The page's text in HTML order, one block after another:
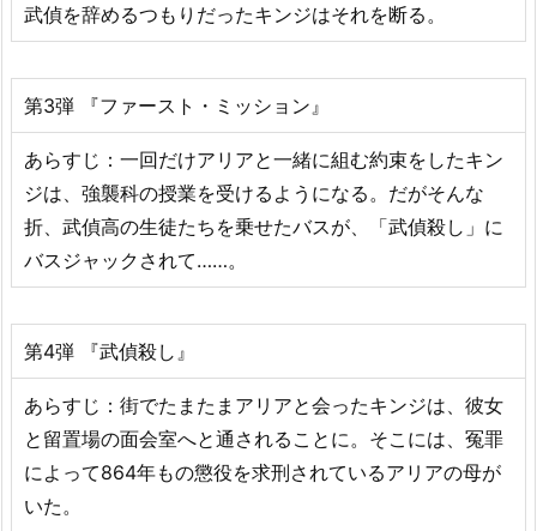
武偵を辞めるつもりだったキンジはそれを断る。
第3弾 『ファースト・ミッション』
あらすじ：一回だけアリアと一緒に組む約束をしたキン
ジは、強襲科の授業を受けるようになる。だがそんな
折、武偵高の生徒たちを乗せたバスが、「武偵殺し」に
バスジャックされて……。
第4弾 『武偵殺し』
あらすじ：街でたまたまアリアと会ったキンジは、彼女
と留置場の面会室へと通されることに。そこには、冤罪
によって864年もの懲役を求刑されているアリアの母が
いた。